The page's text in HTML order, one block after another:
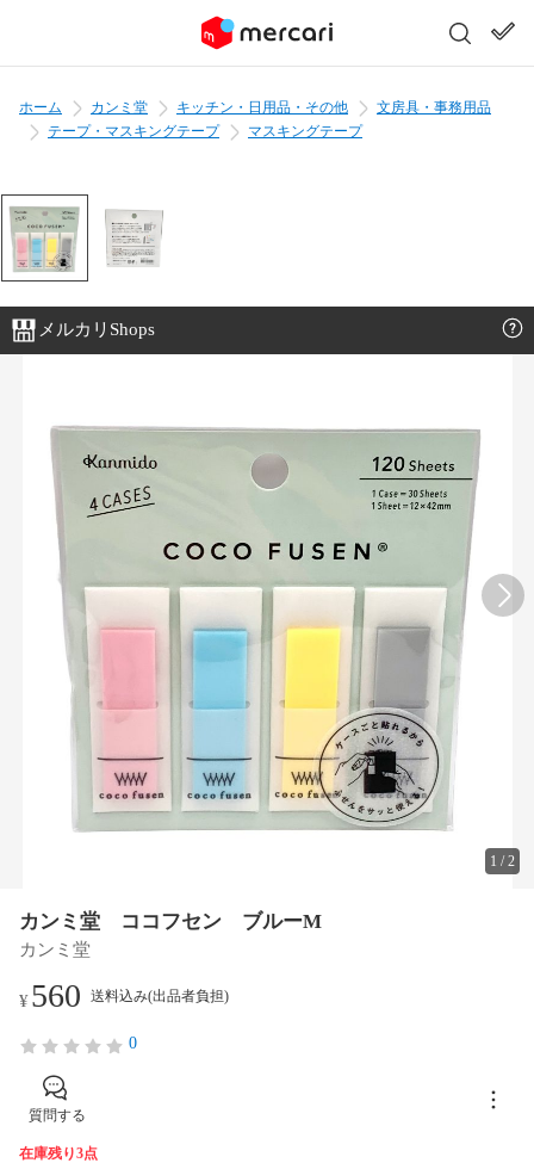
ホーム カンミ堂 キッチン・日用品・その他
文房具・事務用品
テープ・マスキングテープ
マスキングテープ
メルカリShops
1 /2
カンミ堂 ココフセン ブルーM
カンミ堂
¥560 送料込み(出品者負担)
0
質問する
在庫残り3点